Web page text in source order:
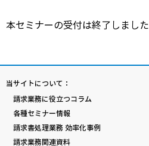
本セミナーの受付は終了しました
当サイトについて：
請求業務に役立つコラム
各種セミナー情報
請求書処理業務 効率化事例
請求業務関連資料